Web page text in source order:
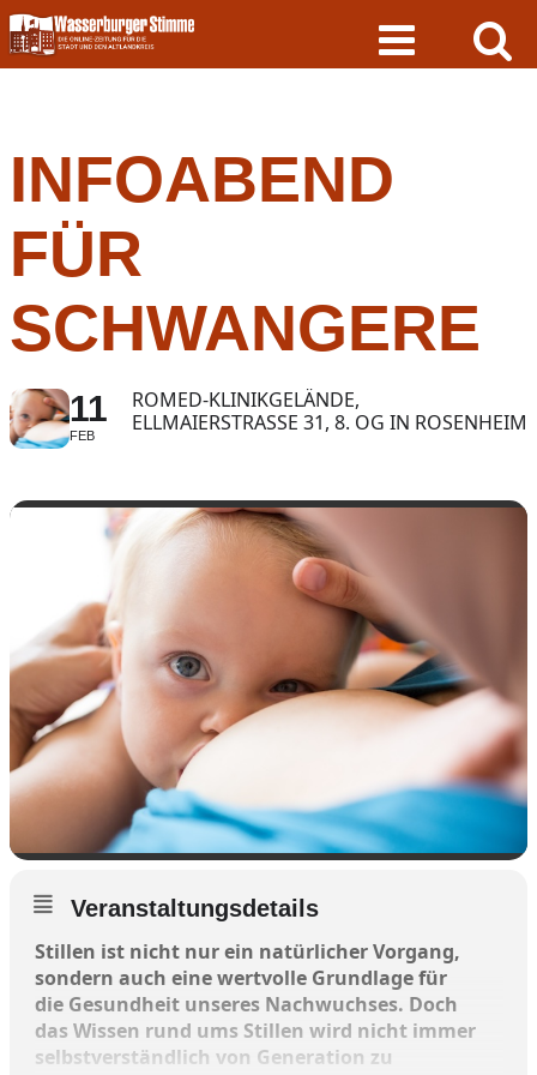
Skip
to
content
INFOABEND
FÜR
SCHWANGERE
11
FEB
ROMED-KLINIKGELÄNDE,
ELLMAIERSTRASSE 31, 8. OG IN ROSENHEIM
Veranstaltungsdetails
Stillen ist nicht nur ein natürlicher Vorgang,
sondern auch eine wertvolle Grundlage für
die Gesundheit unseres Nachwuchses. Doch
das Wissen rund ums Stillen wird nicht immer
selbstverständlich von Generation zu